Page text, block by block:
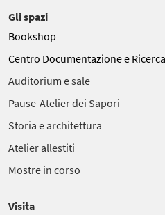
Gli spazi
Bookshop
Centro Documentazione e
Auditorium e sale
Pause-Atelier dei Sapori
Storia e architettura
Atelier allestiti
Mostre in corso
Visita